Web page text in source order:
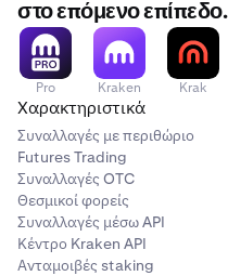
στο επόμενο επίπεδο.
Pro Kraken Krak
Χαρακτηριστικά
Συναλλαγές με περιθώριο
Futures Trading
Συναλλαγές OTC
Θεσμικοί φορείς
Συναλλαγές μέσω API
Κέντρο Kraken API
Ανταμοιβές staking